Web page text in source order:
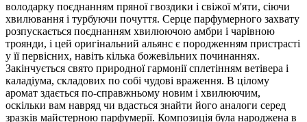
володарку поєднанням пряної гвоздики і свіжої м'яти, сіючи
хвилювання і турбуючи почуття. Серце парфумерного захвату
розпускається поєднанням хвилюючою амбри і чарівною
троянди, і цей оригінальний альянс є породженням пристрасті
у її первісних, навіть кілька божевільних починаннях.
Закінчується свято природної гармонії сплетінням ветівера і
каладіума, складових по собі чудові враження. В цілому
аромат здається по-справжньому новим і хвилюючим,
оскільки вам навряд чи вдасться знайти його аналоги серед
зразків майстерною парфумерії. Композиція була народжена в